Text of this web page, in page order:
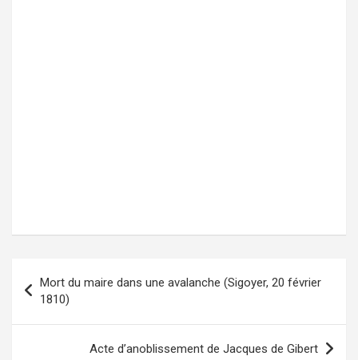
Navigation
l’article
Mort du maire dans une avalanche (Sigoyer, 20 février
1810)
Acte d’anoblissement de Jacques de Gibert